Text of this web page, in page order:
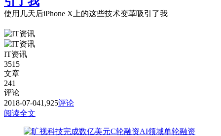
使用几天后iPhone X上的这些技术变革吸引了我
IT资讯
3515
文章
241
评论
2018-07-041,925评论
阅读全文